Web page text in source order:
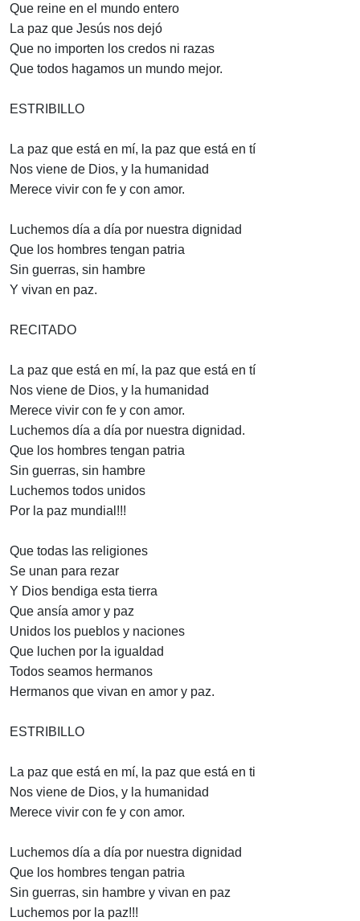
Que reine en el mundo entero
La paz que Jesús nos dejó
Que no importen los credos ni razas
Que todos hagamos un mundo mejor.
ESTRIBILLO
La paz que está en mí, la paz que está en tí
Nos viene de Dios, y la humanidad
Merece vivir con fe y con amor.
Luchemos día a día por nuestra dignidad
Que los hombres tengan patria
Sin guerras, sin hambre
Y vivan en paz.
RECITADO
La paz que está en mí, la paz que está en tí
Nos viene de Dios, y la humanidad
Merece vivir con fe y con amor.
Luchemos día a día por nuestra dignidad.
Que los hombres tengan patria
Sin guerras, sin hambre
Luchemos todos unidos
Por la paz mundial!!!
Que todas las religiones
Se unan para rezar
Y Dios bendiga esta tierra
Que ansía amor y paz
Unidos los pueblos y naciones
Que luchen por la igualdad
Todos seamos hermanos
Hermanos que vivan en amor y paz.
ESTRIBILLO
La paz que está en mí, la paz que está en ti
Nos viene de Dios, y la humanidad
Merece vivir con fe y con amor.
Luchemos día a día por nuestra dignidad
Que los hombres tengan patria
Sin guerras, sin hambre y vivan en paz
Luchemos por la paz!!!